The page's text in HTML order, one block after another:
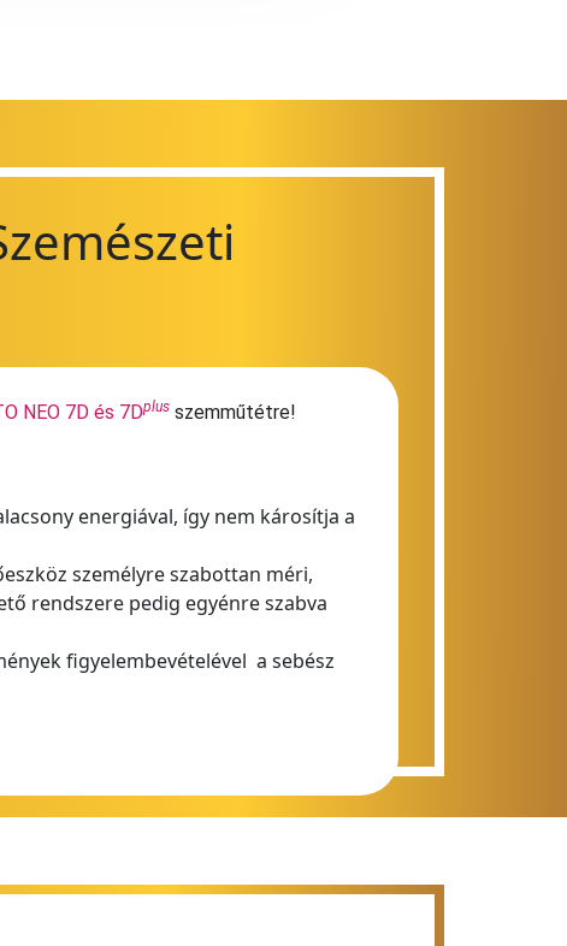
NEO 7D és 7Dplusszemműtétre!
energiával, így nem károsítja a
személyre szabottan méri,
rendszere pedig egyénre szabva
figyelembevételével a sebész